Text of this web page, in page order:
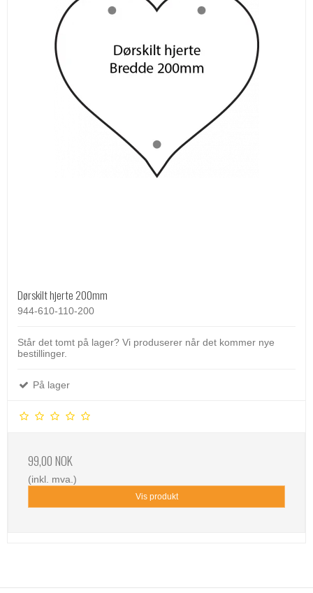
Dørskilt hjerte 200mm
944-610-110-200
Står det tomt på lager? Vi produserer når det kommer nye
bestillinger.
På lager
99,00 NOK
(inkl. mva.)
Vis produkt